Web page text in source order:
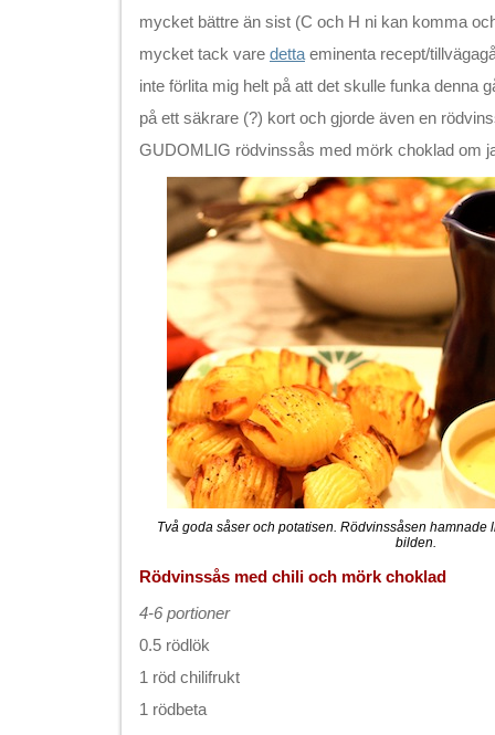
mycket bättre än sist (C och H ni kan komma
mycket tack vare detta eminenta recept/
inte förlita mig helt på att det skulle funka denna
på ett säkrare (?) kort och gjorde även en
GUDOMLIG rödvinssås med mörk choklad om
Två goda såser och potatisen. Rödvinssåsen hamnade
bilden.
Rödvinssås med chili och mörk choklad
4-6 portioner
0.5 rödlök
1 röd chilifrukt
1 rödbeta